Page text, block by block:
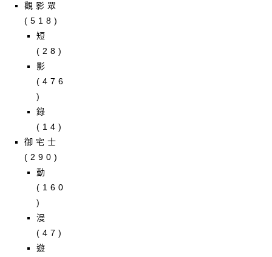
觀影眾
(518)
短
(28)
影
(476
)
錄
(14)
御宅士
(290)
動
(160
)
漫
(47)
遊